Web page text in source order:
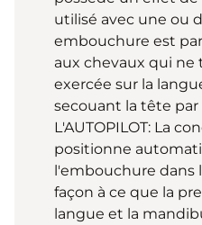
utilisé avec une ou
embouchure est
aux chevaux qui ne
exercée sur la
secouant la tête
L'AUTOPILOT: La
positionne
l'embouchure dans
façon à ce que la
langue et la